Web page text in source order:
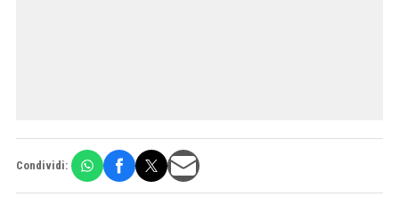
Condividi: